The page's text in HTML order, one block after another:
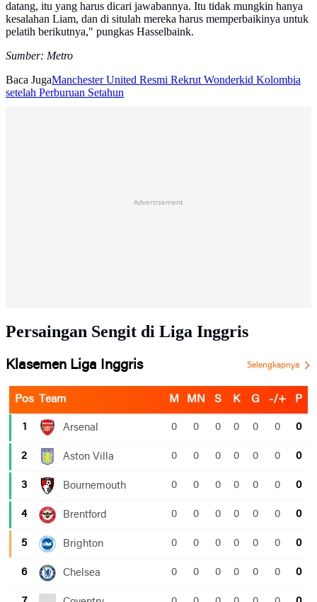
datang, itu yang harus dicari jawabannya. Itu tidak mungkin hanya
kesalahan Liam, dan di situlah mereka harus memperbaikinya untuk
pelatih berikutnya," pungkas Hasselbaink.
Sumber: Metro
Baca JugaManchester United Resmi Rekrut Wonderkid Kolombia
setelah Perburuan Setahun
Advertisement
Persaingan Sengit di Liga Inggris